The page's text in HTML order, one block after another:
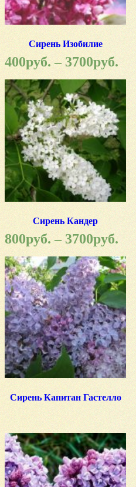
Сирень Изобилие
400руб. – 3700руб.
Сирень Кандер
800руб. – 3700руб.
Сирень Капитан Гастелло